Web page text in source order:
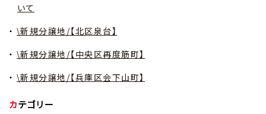
いて
\新規分譲地/【北区泉台】
\新規分譲地/【中央区再度筋町】
\新規分譲地/【兵庫区会下山町】
カテゴリー